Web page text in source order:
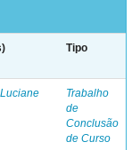
Tipo
Trabalho
de
Conclusão
de Curso